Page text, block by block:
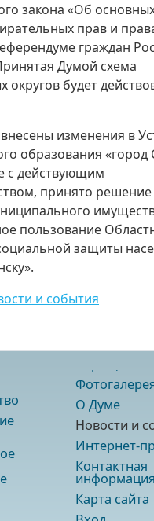
закона «Об
прав и
граждан
Думой схема
округов будет
изменения в
образования «город
с действующим
принято решение
пользование
защиты
и события
О Думе
Новости и
Интернет-
Контактная
информация
Карта сайта